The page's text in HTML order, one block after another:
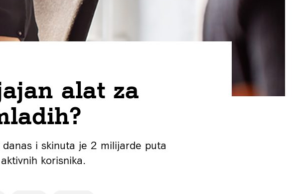
alat za
i skinuta je 2 milijarde puta
korisnika.